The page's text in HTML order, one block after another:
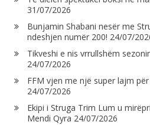
31/07/2026
Bunjamin Shabani nesër me
ndeshjen numër 200! 24/07/
Tikveshi e nis vrrullshëm
24/07/2026
FFM vjen me një super lajm
24/07/2026
Ekipi i Struga Trim Lum u
Mendi Qyra 24/07/2026